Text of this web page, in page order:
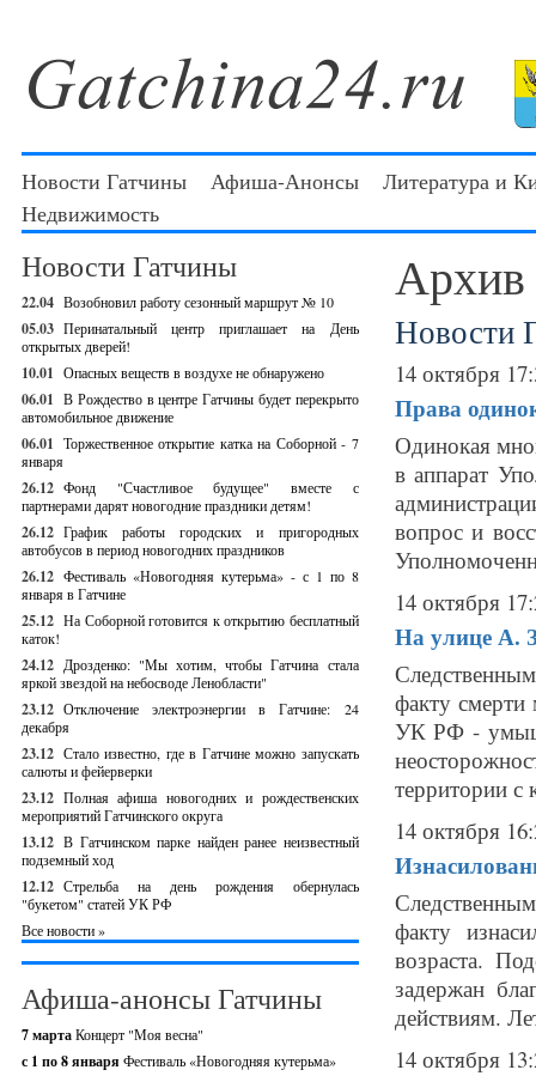
Новости Гатчины Афиша-Анонсы
Литература и
Недвижимость
Новости Гатчины
22.04 Возобновил работу сезонный маршрут № 10
05.03 Перинатальный центр приглашает на День
открытых дверей!
10.01 Опасных веществ в воздухе не обнаружено
06.01 В Рождество в центре Гатчины будет перекрыто
автомобильное движение
06.01 Торжественное открытие катка на Соборной - 7
января
26.12 Фонд "Счастливое будущее" вместе с
партнерами дарят новогодние праздники детям!
26.12 График работы городских и пригородных
автобусов в период новогодних праздников
26.12 Фестиваль «Новогодняя кутерьма» - с 1 по 8
января в Гатчине
25.12 На Соборной готовится к открытию бесплатный
каток!
24.12 Дрозденко: "Мы хотим, чтобы Гатчина стала
яркой звездой на небосводе Ленобласти"
23.12 Отключение электроэнергии в Гатчине: 24
декабря
23.12 Стало известно, где в Гатчине можно запускать
салюты и фейерверки
23.12 Полная афиша новогодних и рождественских
мероприятий Гатчинского округа
13.12 В Гатчинском парке найден ранее неизвестный
подземный ход
12.12 Стрельба на день рождения обернулась
"букетом" статей УК РФ
Все новости »
Афиша-анонсы Гатчины
7 мартаКонцерт "Моя весна"
с 1 по 8 января Фестиваль «Новогодняя кутерьма»
Архив
Новости
14 октября
Права
Одинокая
в аппарат
вопрос и
14 октября
На улице А.
факту
УК РФ -
территории с
14 октября
факту
возраста.
задержан
действиям.
14 октября